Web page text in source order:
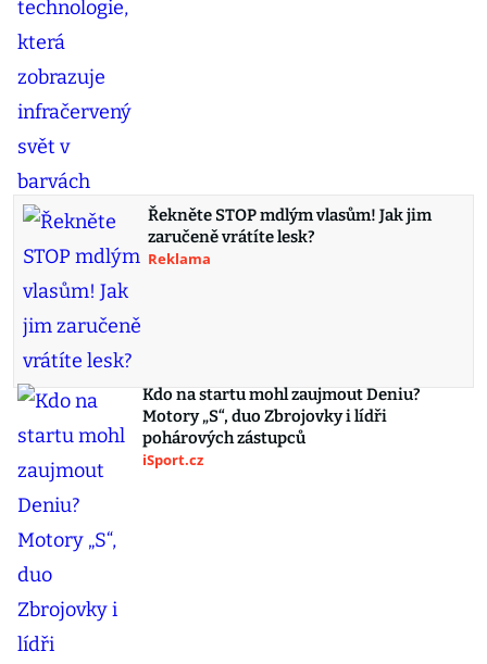
Řekněte STOP mdlým vlasům! Jak jim
zaručeně vrátíte lesk?
Reklama
Kdo na startu mohl zaujmout Deniu?
Motory „S“, duo Zbrojovky i lídři
pohárových zástupců
iSport.cz